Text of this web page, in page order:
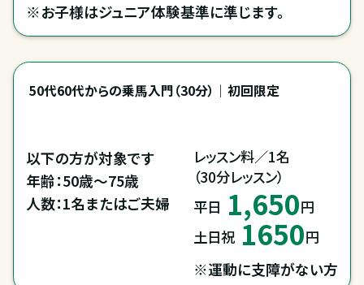
※お子様はジュニア体験基準に準じます。
50代60代からの乗馬入門（30分）｜初回限定
以下の方が対象です
年齢：50歳～75歳
人数：1名またはご夫婦
レッスン料／1名
（30分レッスン）
平日 1,650円
土日祝 1650円
※運動に支障がない方